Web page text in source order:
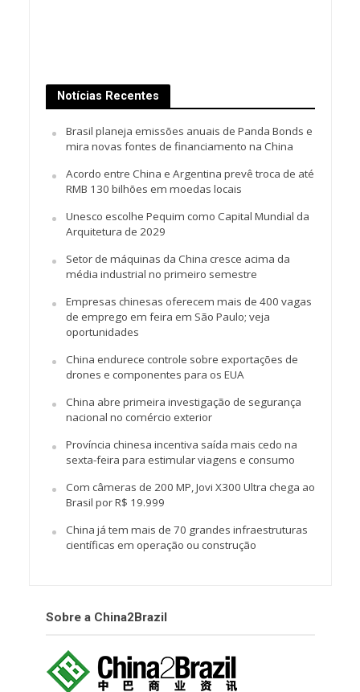
Notícias Recentes
Brasil planeja emissões anuais de Panda Bonds e
mira novas fontes de financiamento na China
Acordo entre China e Argentina prevê troca de até
RMB 130 bilhões em moedas locais
Unesco escolhe Pequim como Capital Mundial da
Arquitetura de 2029
Setor de máquinas da China cresce acima da
média industrial no primeiro semestre
Empresas chinesas oferecem mais de 400 vagas
de emprego em feira em São Paulo; veja
oportunidades
China endurece controle sobre exportações de
drones e componentes para os EUA
China abre primeira investigação de segurança
nacional no comércio exterior
Província chinesa incentiva saída mais cedo na
sexta-feira para estimular viagens e consumo
Com câmeras de 200 MP, Jovi X300 Ultra chega ao
Brasil por R$ 19.999
China já tem mais de 70 grandes infraestruturas
científicas em operação ou construção
Sobre a China2Brazil